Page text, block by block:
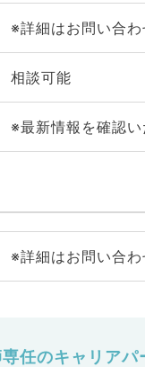
※詳細はお問い合
相談可能
※最新情報を確認
※詳細はお問い合
専任のキャリアパ